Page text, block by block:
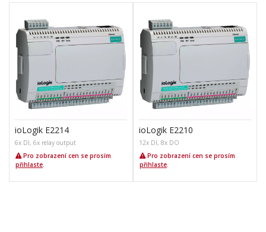
ioLogik E2214
6x DI, 6x relay output
Pro zobrazení cen se prosím
přihlaste.
ioLogik E2210
12x DI, 8x DO
Pro zobrazení cen se prosím
přihlaste.